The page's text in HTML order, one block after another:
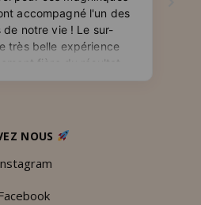
NOUS